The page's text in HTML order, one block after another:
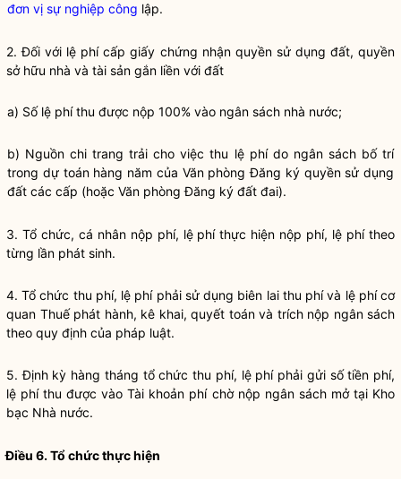
đơn vị sự nghiệp công lập.
2. Đối với lệ phícấp giấy chứng nhận quyền sử dụng đất, quyền
sở hữu nhà và tài sản gắn liền với đất
a) Số lệ phíthu được nộp 100% vào ngân sách nhà nước;
b) Nguồn chi trang trải cho việc thu lệ phído ngân sách bố trí
trong dự toán hàng năm của Văn phòng Đăng ký quyền sử dụng
đất các cấp (hoặc Văn phòng Đăng ký đất đai).
3. Tổ chức, cá nhân nộp phí, lệ phíthực hiện nộp phí, lệ phítheo
từng lần phát sinh.
4.Tổ chức thu phí, lệ phíphải sử dụng biên lai thu phí và lệ phí cơ
quan Thuế phát hành, kê khai, quyết toán và trích nộp ngân sách
theo quy định của pháp luật.
5. Định kỳ hàng tháng tổ chức thu phí, lệ phíphải gửi số tiền phí,
lệ phí thu được vào Tài khoản phí chờ nộp ngân sách mở tại Kho
bạc Nhà nước.
Điều 6. Tổ chức thực hiện